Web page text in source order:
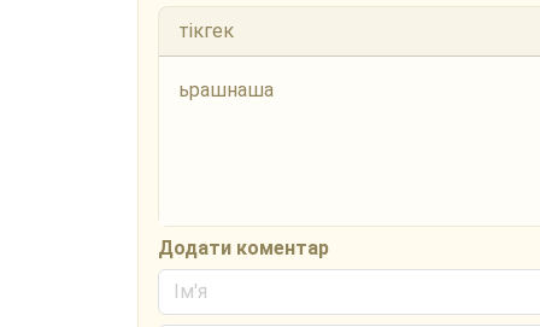
тікгек
ьрашнаша
Додати коментар